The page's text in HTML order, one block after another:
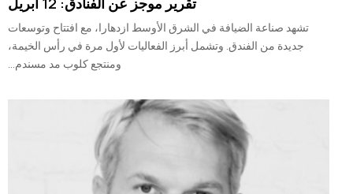
تشهد صناعة الضيافة في الشرق الأوسط ازدهارا، مع افتتاح وتوسعات
جديدة من الفندق. وتشمل أبرز الفعاليات لأول مرة في رأس الخيمة،
ومنتجع كلوب مد مسندم...